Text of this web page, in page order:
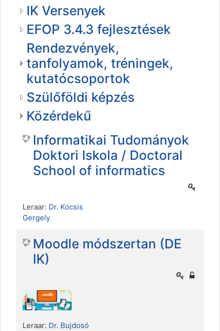
IK Versenyek
EFOP 3.4.3 fejlesztések
Rendezvények,
tanfolyamok, tréningek,
kutatócsoportok
Szülőföldi képzés
Közérdekű
Informatikai Tudományok
Doktori Iskola / Doctoral
School of informatics
Leraar: Dr. Kocsis
Gergely
Moodle módszertan (DE
IK)
Leraar: Dr. Bujdosó